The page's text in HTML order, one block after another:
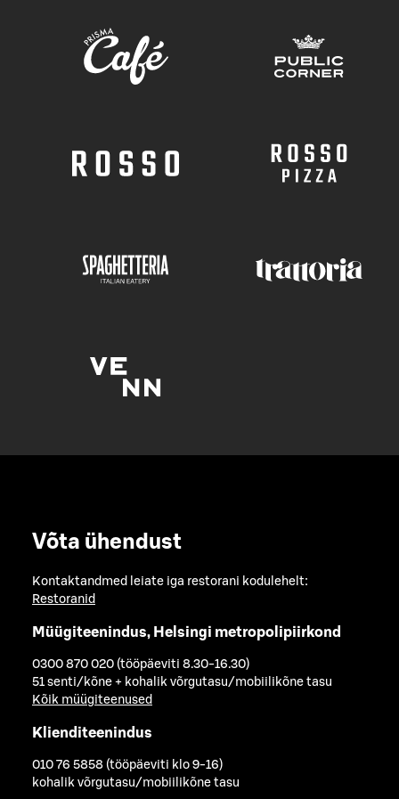
Võta ühendust
Kontaktandmed leiate iga restorani kodulehelt:
Restoranid
Müügiteenindus, Helsingi metropolipiirkond
0300 870 020 (tööpäeviti 8.30-16.30)
51 senti/kõne + kohalik võrgutasu/mobiilikõne tasu
Kõik müügiteenused
Klienditeenindus
010 76 5858 (tööpäeviti klo 9-16)
kohalik võrgutasu/mobiilikõne tasu